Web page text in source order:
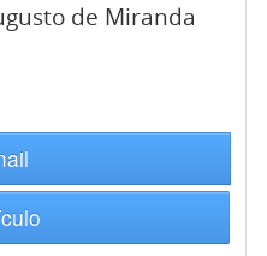
de Miranda